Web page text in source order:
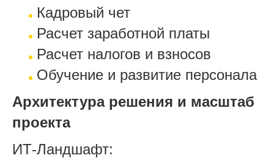
Кадровый чет
Расчет заработной платы
Расчет налогов и взносов
Обучение и развитие персонала
Архитектура решения и масштаб
проекта
ИТ-Ландшафт: